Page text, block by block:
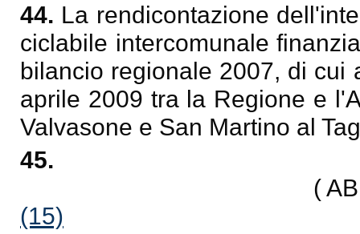
44. La rendicontazione
ciclabile intercomunale
bilancio regionale 2007, di cui
aprile 2009 tra la Regione e
Valvasone e San Martino al
45.
(
(15)